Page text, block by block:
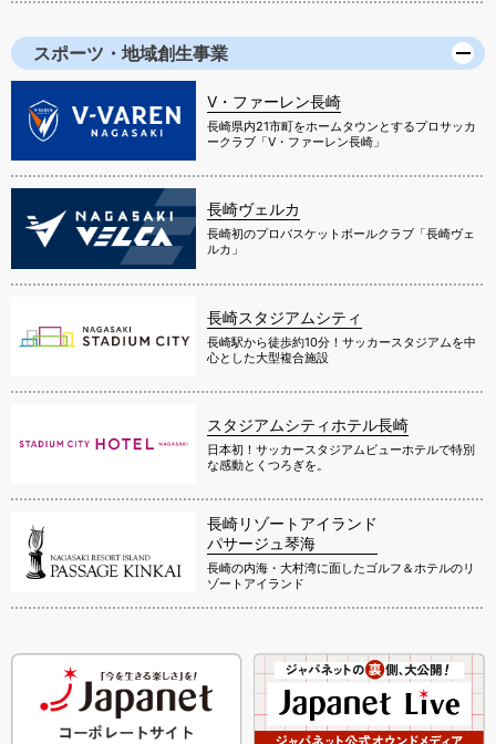
スポーツ・地域創生事業
V・ファーレン長崎
長崎県内21市町をホームタウンとするプロサッカ
ークラブ「V・ファーレン長崎」
長崎ヴェルカ
長崎初のプロバスケットボールクラブ「長崎ヴェ
ルカ」
長崎スタジアムシティ
長崎駅から徒歩約10分！サッカースタジアムを中
心とした大型複合施設
スタジアムシティホテル長崎
日本初！サッカースタジアムビューホテルで特別
な感動とくつろぎを。
長崎リゾートアイランド
パサージュ琴海
長崎の内海・大村湾に面したゴルフ＆ホテルのリ
ゾートアイランド